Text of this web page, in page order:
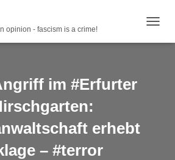
opinion - fascism is a crime!
im #Erfurter
erhebt
– #terror